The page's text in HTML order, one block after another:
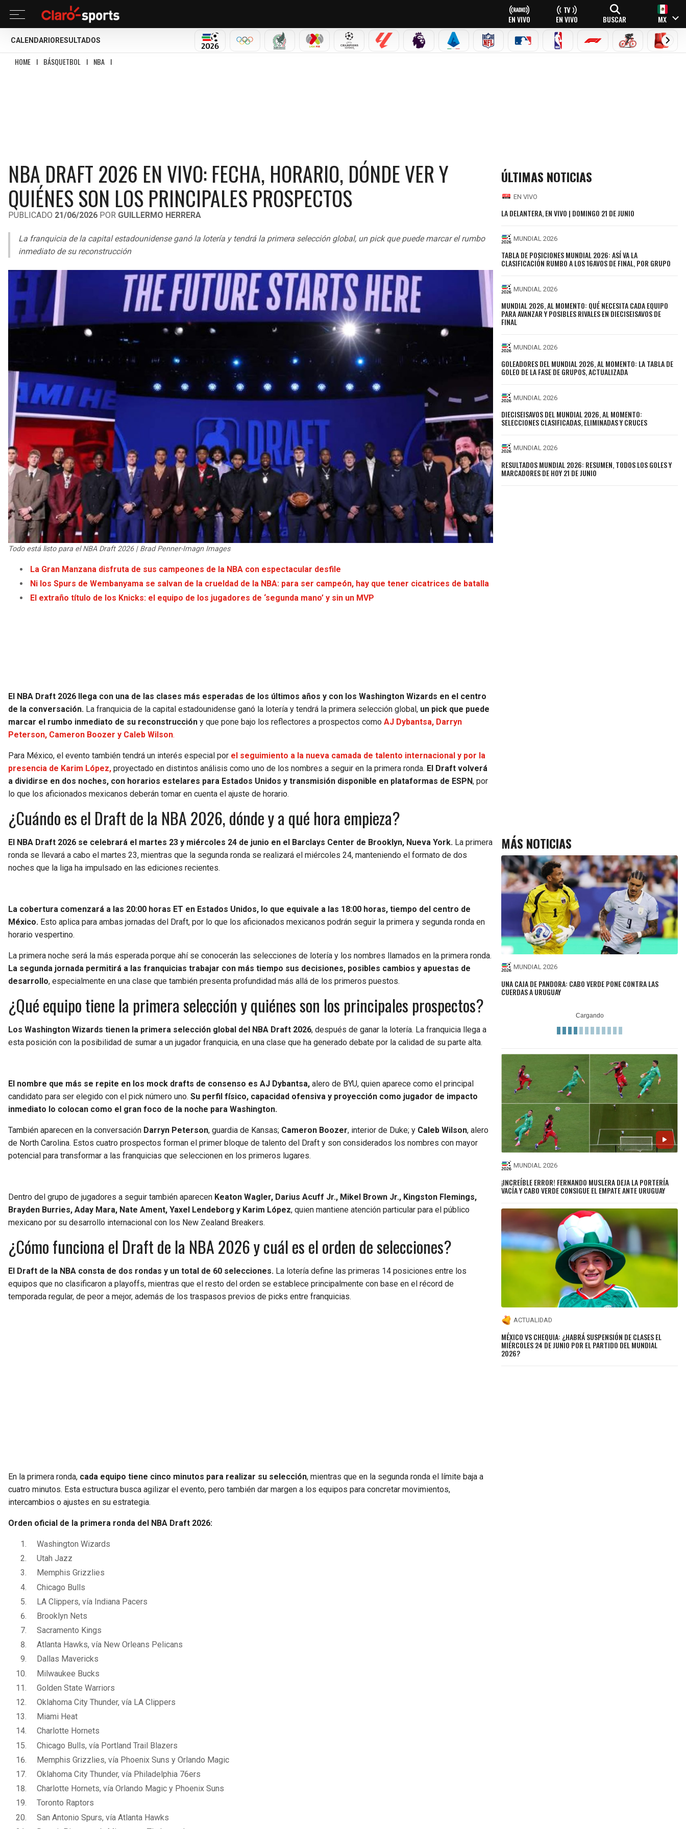
EN VIVO EN VIVO BUSCAR MX
CALENDARIO RESULTADOS
MUNDIAL 2026OLÍMPICOSSELECCIÓN MEXICANA
LIGA MX CHAMPIONS LEAGUE
LALIGA PREMIER LEAGUE
SERIE A NFL MLB NBA FÓRMULA 1CICLISMOBOXEO
HOME I BÁSQUETBOL I NBA I
NBA DRAFT 2026 EN VIVO: FECHA, HORARIO, DÓNDE VER Y
QUIÉNES SON LOS PRINCIPALES PROSPECTOS
PUBLICADO 21/06/2026 POR GUILLERMO HERRERA
La franquicia de la capital estadounidense ganó la lotería y tendrá la primera selección global, un pick que puede marcar el rumbo
inmediato de su reconstrucción
Todo está listo para el NBA Draft 2026 | Brad Penner-Imagn Images
La Gran Manzana disfruta de sus campeones de la NBA con espectacular desfile
Ni los Spurs de Wembanyama se salvan de la crueldad de la NBA: para ser campeón, hay que tener cicatrices de batalla
El extraño título de los Knicks: el equipo de los jugadores de ‘segunda mano’ y sin un MVP
El NBA Draft 2026 llega con una de las clases más esperadas de los últimos años y con los Washington Wizards en el centro
de la conversación. La franquicia de la capital estadounidense ganó la lotería y tendrá la primera selección global, un pick que puede
marcar el rumbo inmediato de su reconstrucción y que pone bajo los reflectores a prospectos como AJ Dybantsa, Darryn
Peterson, Cameron Boozer y Caleb Wilson.
Para México, el evento también tendrá un interés especial por el seguimiento a la nueva camada de talento internacional y por la
presencia de Karim López, proyectado en distintos análisis como uno de los nombres a seguir en la primera ronda. El Draft volverá
a dividirse en dos noches, con horarios estelares para Estados Unidos y transmisión disponible en plataformas de ESPN, por
lo que los aficionados mexicanos deberán tomar en cuenta el ajuste de horario.
¿Cuándo es el Draft de la NBA 2026, dónde y a qué hora empieza?
El NBA Draft 2026 se celebrará el martes 23 y miércoles 24 de junio en el Barclays Center de Brooklyn, Nueva York. La primera
ronda se llevará a cabo el martes 23, mientras que la segunda ronda se realizará el miércoles 24, manteniendo el formato de dos
noches que la liga ha impulsado en las ediciones recientes.
La cobertura comenzará a las 20:00 horas ET en Estados Unidos, lo que equivale a las 18:00 horas, tiempo del centro de
México. Esto aplica para ambas jornadas del Draft, por lo que los aficionados mexicanos podrán seguir la primera y segunda ronda en
horario vespertino.
La primera noche será la más esperada porque ahí se conocerán las selecciones de lotería y los nombres llamados en la primera ronda.
La segunda jornada permitirá a las franquicias trabajar con más tiempo sus decisiones, posibles cambios y apuestas de
desarrollo, especialmente en una clase que también presenta profundidad más allá de los primeros puestos.
¿Qué equipo tiene la primera selección y quiénes son los principales prospectos?
Los Washington Wizards tienen la primera selección global del NBA Draft 2026, después de ganar la lotería. La franquicia llega a
esta posición con la posibilidad de sumar a un jugador franquicia, en una clase que ha generado debate por la calidad de su parte alta.
El nombre que más se repite en los mock drafts de consenso es AJ Dybantsa, alero de BYU, quien aparece como el principal
candidato para ser elegido con el pick número uno. Su perfil físico, capacidad ofensiva y proyección como jugador de impacto
inmediato lo colocan como el gran foco de la noche para Washington.
También aparecen en la conversación Darryn Peterson, guardia de Kansas; Cameron Boozer, interior de Duke; y Caleb Wilson, alero
de North Carolina. Estos cuatro prospectos forman el primer bloque de talento del Draft y son considerados los nombres con mayor
potencial para transformar a las franquicias que seleccionen en los primeros lugares.
Dentro del grupo de jugadores a seguir también aparecen Keaton Wagler, Darius Acuff Jr., Mikel Brown Jr., Kingston Flemings,
Brayden Burries, Aday Mara, Nate Ament, Yaxel Lendeborg y Karim López, quien mantiene atención particular para el público
mexicano por su desarrollo internacional con los New Zealand Breakers.
¿Cómo funciona el Draft de la NBA 2026 y cuál es el orden de selecciones?
El Draft de la NBA consta de dos rondas y un total de 60 selecciones. La lotería define las primeras 14 posiciones entre los
equipos que no clasificaron a playoffs, mientras que el resto del orden se establece principalmente con base en el récord de
temporada regular, de peor a mejor, además de los traspasos previos de picks entre franquicias.
En la primera ronda, cada equipo tiene cinco minutos para realizar su selección, mientras que en la segunda ronda el límite baja a
cuatro minutos. Esta estructura busca agilizar el evento, pero también dar margen a los equipos para concretar movimientos,
intercambios o ajustes en su estrategia.
Orden oficial de la primera ronda del NBA Draft 2026:
Washington Wizards
Utah Jazz
Memphis Grizzlies
Chicago Bulls
LA Clippers, vía Indiana Pacers
Brooklyn Nets
Sacramento Kings
Atlanta Hawks, vía New Orleans Pelicans
Dallas Mavericks
Milwaukee Bucks
Golden State Warriors
Oklahoma City Thunder, vía LA Clippers
Miami Heat
Charlotte Hornets
Chicago Bulls, vía Portland Trail Blazers
Memphis Grizzlies, vía Phoenix Suns y Orlando Magic
Oklahoma City Thunder, vía Philadelphia 76ers
Charlotte Hornets, vía Orlando Magic y Phoenix Suns
Toronto Raptors
San Antonio Spurs, vía Atlanta Hawks
ÚLTIMAS NOTICIAS
EN VIVO
LA DELANTERA, EN VIVO | DOMINGO 21 DE JUNIO
MUNDIAL 2026
TABLA DE POSICIONES MUNDIAL 2026: ASÍ VA LA
CLASIFICACIÓN RUMBO A LOS 16AVOS DE FINAL, POR GRUPO
MUNDIAL 2026
MUNDIAL 2026, AL MOMENTO: QUÉ NECESITA CADA EQUIPO
PARA AVANZAR Y POSIBLES RIVALES EN DIECISEISAVOS DE
FINAL
MUNDIAL 2026
GOLEADORES DEL MUNDIAL 2026, AL MOMENTO: LA TABLA DE
GOLEO DE LA FASE DE GRUPOS, ACTUALIZADA
MUNDIAL 2026
DIECISEISAVOS DEL MUNDIAL 2026, AL MOMENTO:
SELECCIONES CLASIFICADAS, ELIMINADAS Y CRUCES
MUNDIAL 2026
RESULTADOS MUNDIAL 2026: RESUMEN, TODOS LOS GOLES Y
MARCADORES DE HOY 21 DE JUNIO
MÁS NOTICIAS
MUNDIAL 2026
UNA CAJA DE PANDORA: CABO VERDE PONE CONTRA LAS
CUERDAS A URUGUAY
MUNDIAL 2026
¡INCREÍBLE ERROR! FERNANDO MUSLERA DEJA LA PORTERÍA
VACÍA Y CABO VERDE CONSIGUE EL EMPATE ANTE URUGUAY
ACTUALIDAD
MÉXICO VS CHEQUIA: ¿HABRÁ SUSPENSIÓN DE CLASES EL
MIÉRCOLES 24 DE JUNIO POR EL PARTIDO DEL MUNDIAL
2026?